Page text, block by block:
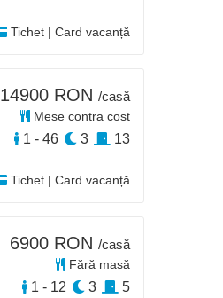
Tichet | Card vacanță
Tichet | Card vacanță
14900 RON /casă
Mese contra cost
1 - 46 3 13
6900 RON /casă
Fără masă
1 - 12 3 5